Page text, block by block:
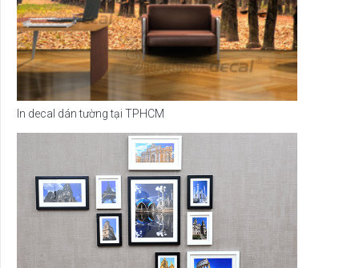
In decal dán tường tại TPHCM